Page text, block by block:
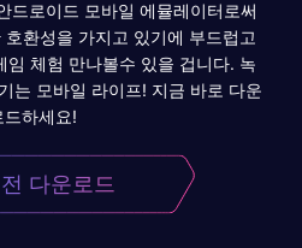
드로이드 모바일 에뮬레이터로써
환성을 가지고 있기에 부드럽고
임 체험 만나볼수 있을 겁니다. 녹
는 모바일 라이프! 지금 바로 다운
드하세요!
다운로드